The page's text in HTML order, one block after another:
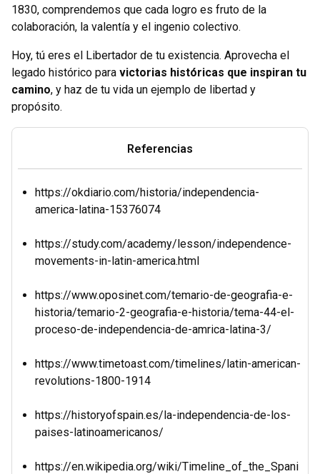
1830, comprendemos que cada logro es fruto de la
colaboración, la valentía y el ingenio colectivo.
Hoy, tú eres el Libertador de tu existencia. Aprovecha el
legado histórico para victorias históricas que inspiran tu
camino, y haz de tu vida un ejemplo de libertad y
propósito.
Referencias
https://okdiario.com/historia/independencia-
america-latina-15376074
https://study.com/academy/lesson/independence-
movements-in-latin-america.html
https://www.oposinet.com/temario-de-geografia-e-
historia/temario-2-geografia-e-historia/tema-44-el-
proceso-de-independencia-de-amrica-latina-3/
https://www.timetoast.com/timelines/latin-american-
revolutions-1800-1914
https://historyofspain.es/la-independencia-de-los-
paises-latinoamericanos/
https://en.wikipedia.org/wiki/Timeline_of_the_Spani